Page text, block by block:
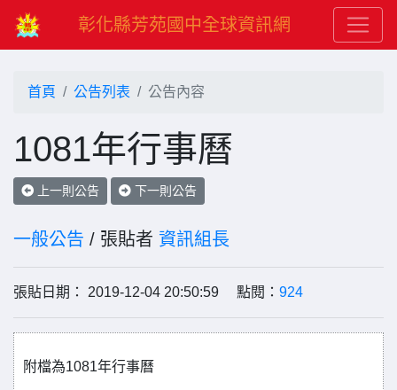
彰化縣芳苑國中全球資訊網
首頁 公告列表 公告內容
1081年行事曆
上一則公告 下一則公告
一般公告 / 張貼者 資訊組長
張貼日期： 2019-12-04 20:50:59 點閱： 924
附檔為1081年行事曆